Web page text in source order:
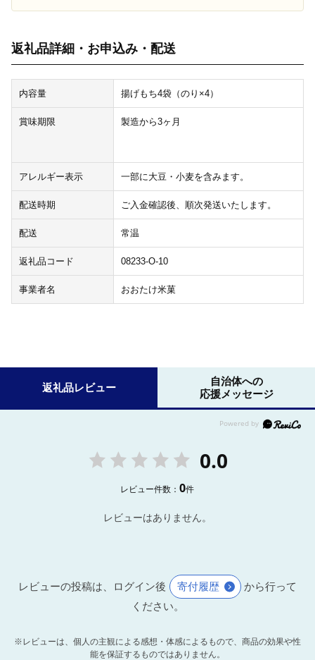
返礼品詳細・お申込み・配送
内容量 揚げもち4袋（のり×4）
賞味期限 製造から3ヶ月
アレルギー表示 一部に大豆・小麦を含みます。
配送時期 ご入金確認後、順次発送いたします。
配送 常温
返礼品コード 08233-O-10
事業者名 おおたけ米菓
返礼品レビュー
自治体への
応援メッセージ
0.0
レビュー件数：0件
レビューはありません。
レビューの投稿は、ログイン後 寄付履歴
から行って
ください。
※レビューは、個人の主観による感想・体感によるもので、商品の効果や性
能を保証するものではありません。